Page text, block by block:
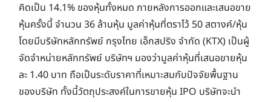
คิดเป็น 14.1% ของหุ้นทั้งหมด ภายหลังการออกและเสนอขาย
หุ้นครั้งนี้ จำนวน 36 ล้านหุ้น มูลค่าหุ้นที่ตราไว้ 50 สตางค์/หุ้น
โดยมีบริษัทหลักทรัพย์ กรุงไทย เอ็กสปริง จำกัด (KTX) เป็นผู้
จัดจำหน่ายหลักทรัพย์ บริษัทฯ มองว่ามูลค่าหุ้นที่เสนอขายหุ้น
ละ 1.40 บาท ถือเป็นระดับราคาที่เหมาะสมกับปัจจัยพื้นฐาน
ของบริษัท ทั้งนี้วัตถุประสงค์ในการขายหุ้น IPO บริษัทจะนำ